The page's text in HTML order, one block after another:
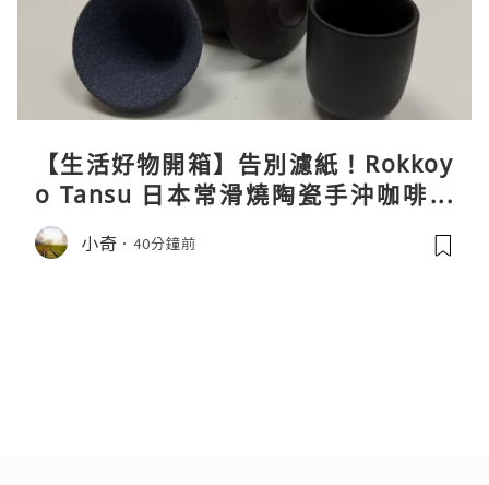
【生活好物開箱】告別濾紙！Rokkoy
o Tansu 日本常滑燒陶瓷手沖咖啡組
親身試用＆真實評價
小奇 40分鐘前